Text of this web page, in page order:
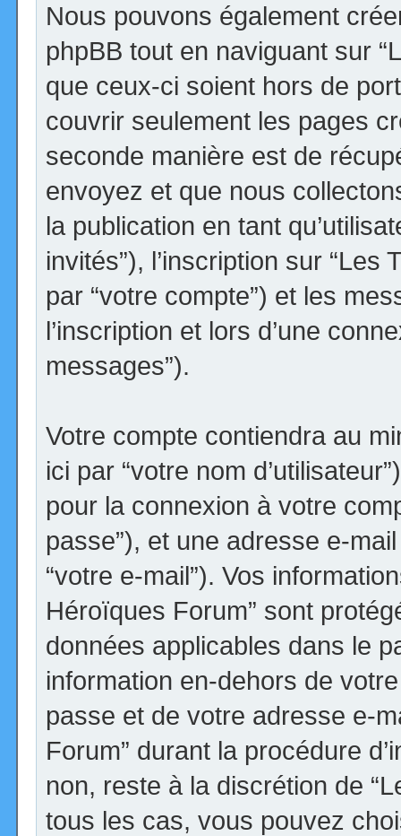
Nous pouvons également
phpBB tout en naviguant sur
que ceux-ci soient hors de
couvrir seulement les pages
seconde manière est de
envoyez et que nous
la publication en tant
invités”), l’inscription sur
par “votre compte”) et les
l’inscription et lors d’une
messages”).
Votre compte contiendra au
ici par “votre nom
pour la connexion à votre
passe”), et une adresse e-
“votre e-mail”). Vos
Héroïques Forum” sont
données applicables dans le
information en-dehors de
passe et de votre adresse e-
Forum” durant la procédure
non, reste à la discrétion de
tous les cas, vous pouvez